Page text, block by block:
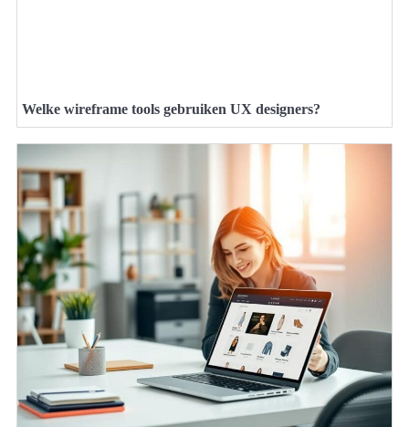
Welke wireframe tools gebruiken UX designers?